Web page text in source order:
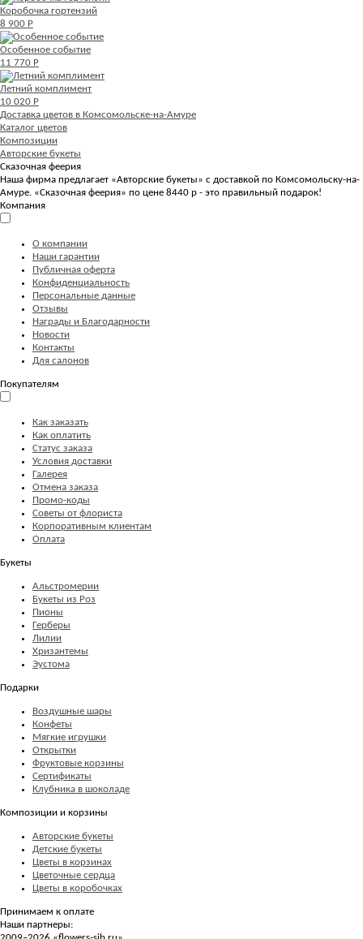
Коробочка гортензий
8 900 Р
Особенное событие
11 770 Р
Летний комплимент
10 020 Р
Доставка цветов в Комсомольске-на-Амуре
Каталог цветов
Композиции
Авторские букеты
Сказочная феерия
Наша фирма предлагает «Авторские букеты» с доставкой по Комсомольску-на-
Амуре. «Сказочная феерия» по цене 8440 р - это правильный подарок!
Компания
О компании
Наши гарантии
Публичная оферта
Конфиденциальность
Персональные данные
Отзывы
Награды и Благодарности
Новости
Контакты
Для салонов
Покупателям
Как заказать
Как оплатить
Статус заказа
Условия доставки
Галерея
Отмена заказа
Промо-коды
Советы от флориста
Корпоративным клиентам
Оплата
Букеты
Альстромерии
Букеты из Роз
Пионы
Герберы
Лилии
Хризантемы
Эустома
Подарки
Воздушные шары
Конфеты
Мягкие игрушки
Открытки
Фруктовые корзины
Сертификаты
Клубника в шоколаде
Композиции и корзины
Авторские букеты
Детские букеты
Цветы в корзинах
Цветочные сердца
Цветы в коробочках
Принимаем к оплате
Наши партнеры: